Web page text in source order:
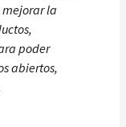
la
poder
abiertos,